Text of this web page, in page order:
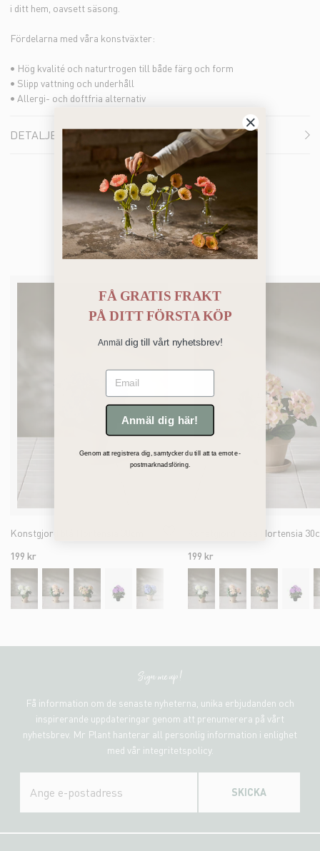
i ditt hem, oavsett säsong.
Fördelarna med våra konstväxter:
• Hög kvalité och naturtrogen till både färg och form
• Slipp vattning och underhåll
• Allergi- och doftfria alternativ
DETALJER
Du kanske också gillar
Konstgjord blå Hortensia 30cm
199 kr
Konstgjord rosa Hortensia
199 kr
Sign me up!
Få information om de senaste nyheterna, unika erbjudanden och
inspirerande uppdateringar genom att prenumerera på vårt
nyhetsbrev. Mr Plant hanterar all personlig information i enlighet
med vår integritetspolicy.
SKICKA
FÅ GRATIS FRAKT
PÅDITT FÖRSTA KÖP
Anmäl dig till vårt nyhetsbrev!
Email
Anmäl dig här!
Genom att registrera dig, samtycker du till att ta emot e-
postmarknadsföring.